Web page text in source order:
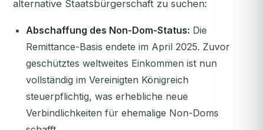
alternative Staatsbürgerschaft zu suchen:
Abschaffung des Non-Dom-Status: Die
Remittance-Basis endete im April 2025. Zuvor
geschütztes weltweites Einkommen ist nun
vollständig im Vereinigten Königreich
steuerpflichtig, was erhebliche neue
Verbindlichkeiten für ehemalige Non-Doms